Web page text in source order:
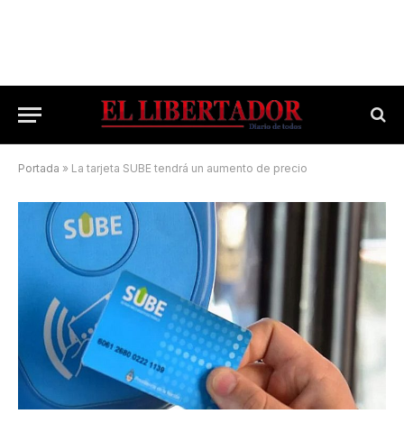
Portada » La tarjeta SUBE tendrá un aumento de precio